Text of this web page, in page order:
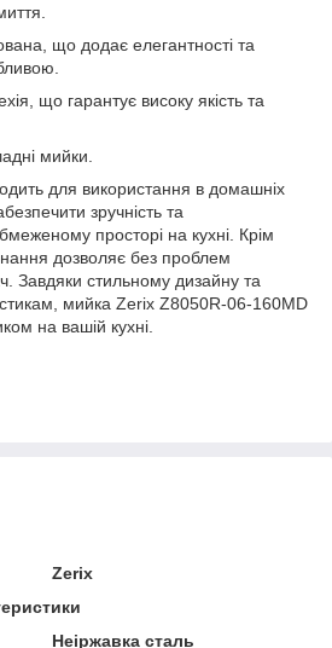
що додає елегантності та
що гарантує високу якість та
мийки.
для використання в домашніх
зручність та
просторі на кухні. Крім
дозволяє без проблем
Завдяки стильному дизайну та
мийка Zerix Z8050R-06-160MD
на вашій кухні.
Zerix
Неіржавка сталь